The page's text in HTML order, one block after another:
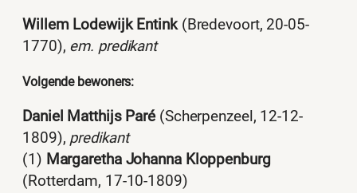
Willem Lodewijk Entink(Bredevoort, 20-05-
1770), em. predikant
Volgende bewoners:
Daniel Matthijs Paré(Scherpenzeel, 12-12-
1809), predikant
(1) Margaretha Johanna Kloppenburg
(Rotterdam, 17-10-1809)